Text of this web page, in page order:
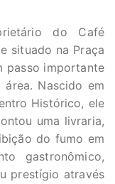
do Café
situado na Praça
passo importante
Nascido em
Histórico, ele
uma livraria,
do fumo em
gastronômico,
prestígio através